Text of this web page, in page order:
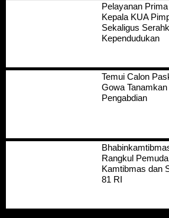
Pelayanan
Kepala KUA
Sekaligus
Kependudukan
Temui Calon
Gowa
Pengabdian
Rangkul
Kamtibmas dan
81 RI